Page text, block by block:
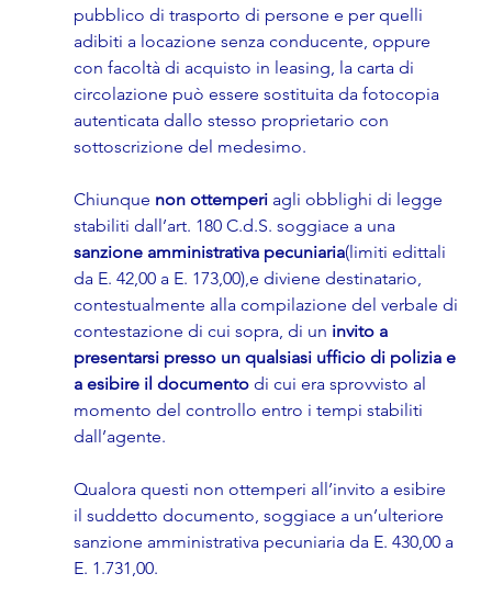
pubblico di trasporto di persone e per quelli
adibiti a locazione senza conducente, oppure
con facoltà di acquisto in leasing, la carta di
circolazione può essere sostituita da fotocopia
autenticata dallo stesso proprietario con
sottoscrizione del medesimo.
Chiunque non ottemperi agli obblighi di legge
stabiliti dall’art. 180 C.d.S. soggiace a una
sanzione amministrativa pecuniaria(limiti edittali
da E. 42,00 a E. 173,00),e diviene destinatario,
contestualmente alla compilazione del verbale di
contestazione di cui sopra, di un invito a
presentarsi presso un qualsiasi ufficio di polizia e
a esibire il documento di cui era sprovvisto al
momento del controllo entro i tempi stabiliti
dall’agente.
Qualora questi non ottemperi all’invito a esibire
il suddetto documento, soggiace a un’ulteriore
sanzione amministrativa pecuniaria da E. 430,00 a
E. 1.731,00.